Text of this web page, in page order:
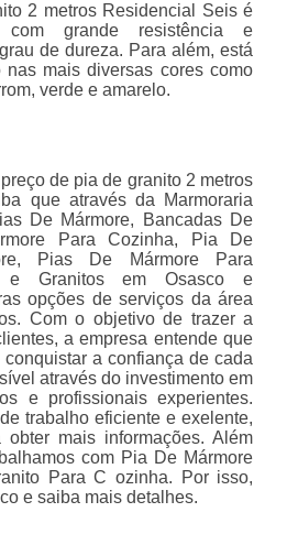
2 metros Residencial Seis é
grande resistência e
de dureza. Para além, está
mais diversas cores como
verde e amarelo.
de pia de granito 2 metros
que através da Marmoraria
De Mármore, Bancadas De
Para Cozinha, Pia De
Pias De Mármore Para
e Granitos em Osasco e
opções de serviços da área
Com o objetivo de trazer a
a empresa entende que
a confiança de cada
através do investimento em
e profissionais experientes.
trabalho eficiente e exelente,
mais informações. Além
com Pia De Mármore
Para C ozinha. Por isso,
e saiba mais detalhes.